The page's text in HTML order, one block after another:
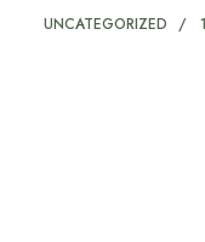
UNCATEGORIZED